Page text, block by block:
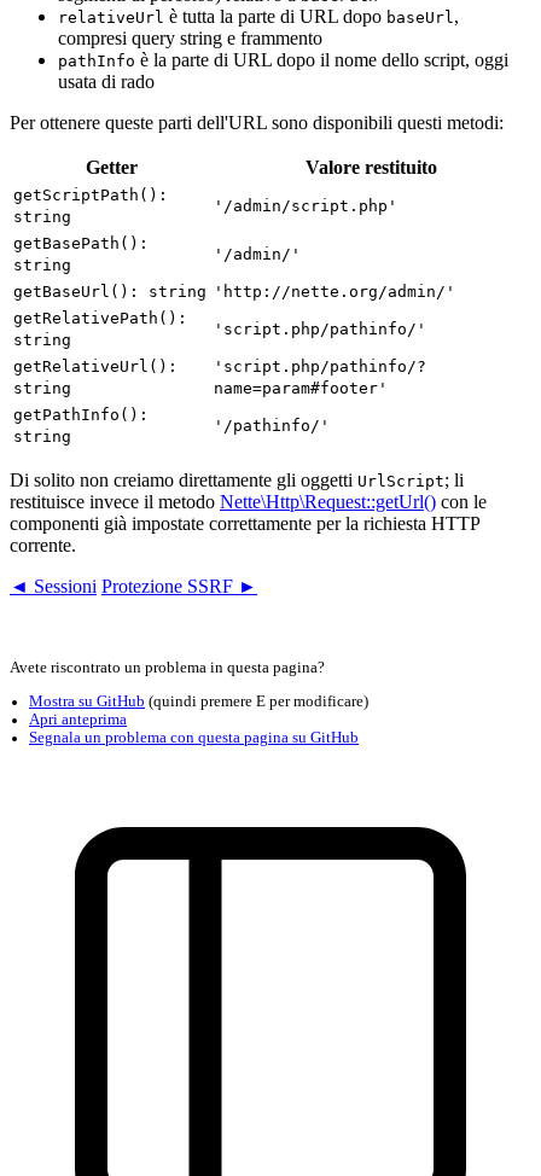
relativeUrl è tutta la parte di URL dopo baseUrl ,
compresi query string e frammento
pathInfo è la parte di URL dopo il nome dello script, oggi
usata di rado
Per ottenere queste parti dell'URL sono disponibili questi metodi:
Getter Valore restituito
getScriptPath():
string
'/admin/script.php'
getBasePath():
string
'/admin/'
getBaseUrl(): string
'http://nette.org/admin/'
getRelativePath():
string
'script.php/pathinfo/'
getRelativeUrl():
string
'script.php/pathinfo/?
name=param#footer'
getPathInfo():
string
'/pathinfo/'
Di solito non creiamo direttamente gli oggetti UrlScript; li
restituisce invece il metodo Nette\Http\Request::getUrl() con le
componenti già impostate correttamente per la richiesta HTTP
corrente.
◄ Sessioni Protezione SSRF ►